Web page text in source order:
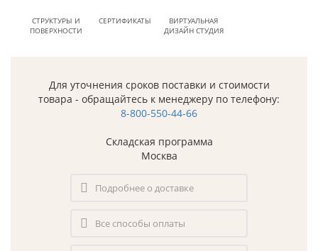
СТРУКТУРЫ И
ПОВЕРХНОСТИ
СЕРТИФИКАТЫ
ВИРТУАЛЬНАЯ
ДИЗАЙН СТУДИЯ
Для уточнения сроков поставки и стоимости
товара - обращайтесь к менеджеру по телефону:
8-800-550-44-66
Складская программа
Москва
Подробнее о доставке
Все способы оплаты